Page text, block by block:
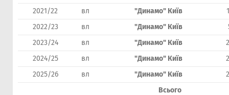
2021/22
вл "Динамо" Київ
2022/23
вл "Динамо" Київ
2023/24
вл "Динамо" Київ
2024/25
вл "Динамо" Київ
2025/26
вл "Динамо" Київ
Всього